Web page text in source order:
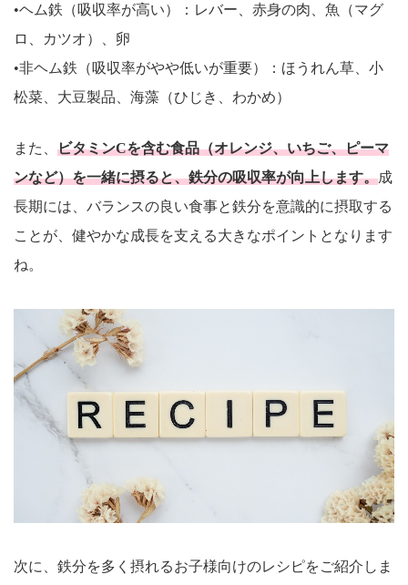
•ヘム鉄（吸収率が高い）：レバー、赤身の肉、魚（マグ
ロ、カツオ）、卵
•非ヘム鉄（吸収率がやや低いが重要）：ほうれん草、小
松菜、大豆製品、海藻（ひじき、わかめ）
また、 ビタミンCを含む食品（オレンジ、いちご、ピーマ
ンなど）を一緒に摂ると、鉄分の吸収率が向上します。成
長期には、バランスの良い食事と鉄分を意識的に摂取する
ことが、健やかな成長を支える大きなポイントとなります
ね。
次に、鉄分を多く摂れるお子様向けのレシピをご紹介しま